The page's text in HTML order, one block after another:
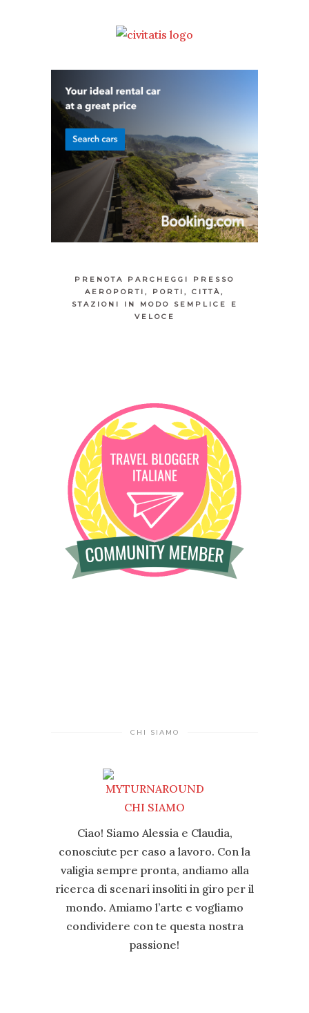
PRENOTA PARCHEGGI PRESSO
AEROPORTI, PORTI, CITTÀ,
STAZIONI IN MODO SEMPLICE E
VELOCE
CHI SIAMO
Ciao! Siamo Alessia e Claudia,
conosciute per caso a lavoro. Con la
valigia sempre pronta, andiamo alla
ricerca di scenari insoliti in giro per il
mondo. Amiamo l’arte e vogliamo
condividere con te questa nostra
passione!